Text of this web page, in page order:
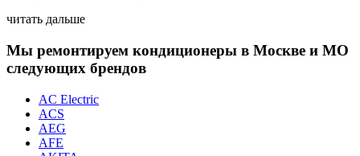
читать дальше
Мы ремонтируем кондиционеры в Москве и МО
следующих брендов
AC Electric
ACS
AEG
AFE